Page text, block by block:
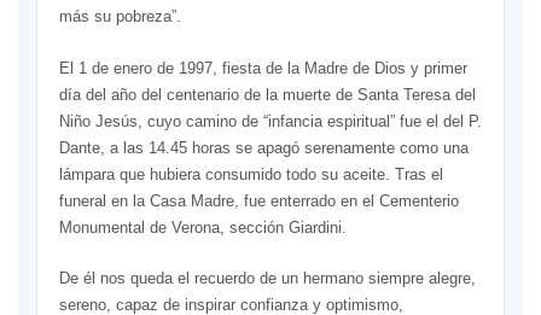
más su pobreza”.
El 1 de enero de 1997, fiesta de la Madre de Dios y primer
día del año del centenario de la muerte de Santa Teresa del
Niño Jesús, cuyo camino de “infancia espiritual” fue el del P.
Dante, a las 14.45 horas se apagó serenamente como una
lámpara que hubiera consumido todo su aceite. Tras el
funeral en la Casa Madre, fue enterrado en el Cementerio
Monumental de Verona, sección Giardini.
De él nos queda el recuerdo de un hermano siempre alegre,
sereno, capaz de inspirar confianza y optimismo,